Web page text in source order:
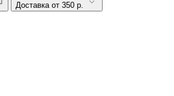
Доставка от 350 р.